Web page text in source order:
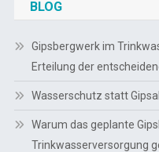
BLOG
Gipsbergwerk im
Erteilung der
Wasserschutz statt
Warum das geplante
Trinkwasserversorgung